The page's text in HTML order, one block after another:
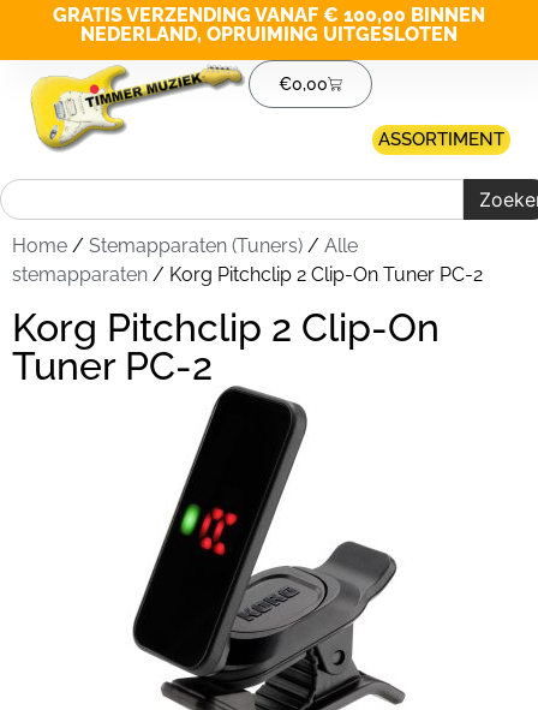
GRATIS VERZENDING VANAF € 100,00 BINNEN
NEDERLAND, OPRUIMING UITGESLOTEN
€0,00
ASSORTIMENT
Home / Stemapparaten (Tuners) / Alle
stemapparaten / Korg Pitchclip 2 Clip-On Tuner PC-2
Korg Pitchclip 2 Clip-On
Tuner PC-2